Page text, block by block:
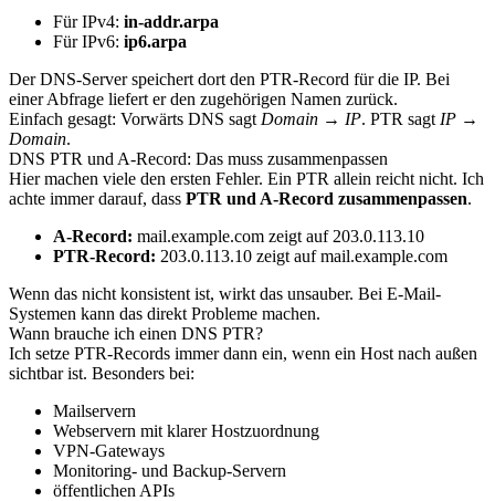
Für IPv4: in-addr.arpa
Für IPv6: ip6.arpa
Der DNS-Server speichert dort den PTR-Record für die IP. Bei
einer Abfrage liefert er den zugehörigen Namen zurück.
Einfach gesagt: Vorwärts DNS sagt Domain → IP. PTR sagt IP →
Domain.
DNS PTR und A-Record: Das muss zusammenpassen
Hier machen viele den ersten Fehler. Ein PTR allein reicht nicht. Ich
achte immer darauf, dass PTR und A-Record zusammenpassen.
A-Record: mail.example.com zeigt auf 203.0.113.10
PTR-Record: 203.0.113.10 zeigt auf mail.example.com
Wenn das nicht konsistent ist, wirkt das unsauber. Bei E-Mail-
Systemen kann das direkt Probleme machen.
Wann brauche ich einen DNS PTR?
Ich setze PTR-Records immer dann ein, wenn ein Host nach außen
sichtbar ist. Besonders bei:
Mailservern
Webservern mit klarer Hostzuordnung
VPN-Gateways
Monitoring- und Backup-Servern
öffentlichen APIs